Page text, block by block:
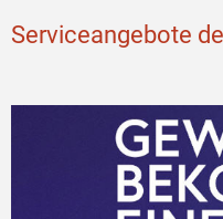
Serviceangebote